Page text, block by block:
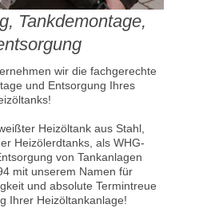
Tankdemontage,
wir die fachgerechte
und Entsorgung Ihres
Heizöltank aus Stahl,
Heizölerdtanks, als WHG-
von Tankanlagen
mit unserem Namen für
und absolute Termintreue
Ihrer Heizöltankanlage!